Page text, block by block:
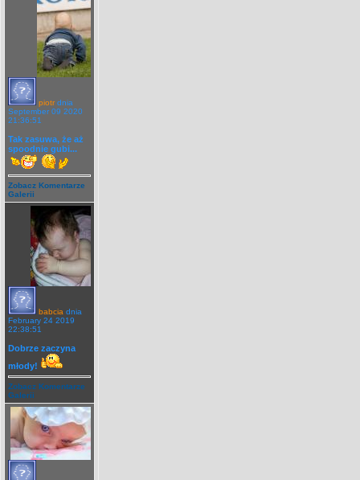
piotr dnia
September 09 2020
21:36:51
Tak zasuwa, że aż
spoodnie gubi...
Zobacz Komentarze
Galerii
babcia dnia
February 24 2019
22:38:51
Dobrze zaczyna
młody!
Zobacz Komentarze
Galerii